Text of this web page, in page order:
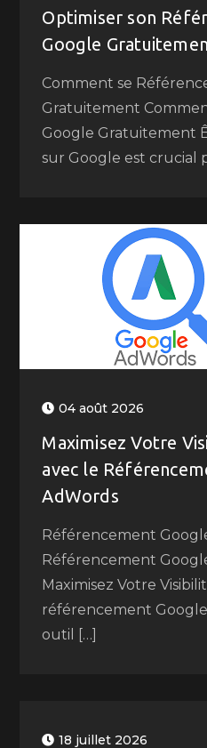
Optimiser son
Google
Comment se
Gratuitement
Google Gratuitement
sur Google est crucial
04 août 2026
Maximisez Votre
avec le
AdWords
Référencement
Référencement
Maximisez Votre
référencement
outil […]
18 juillet 2026